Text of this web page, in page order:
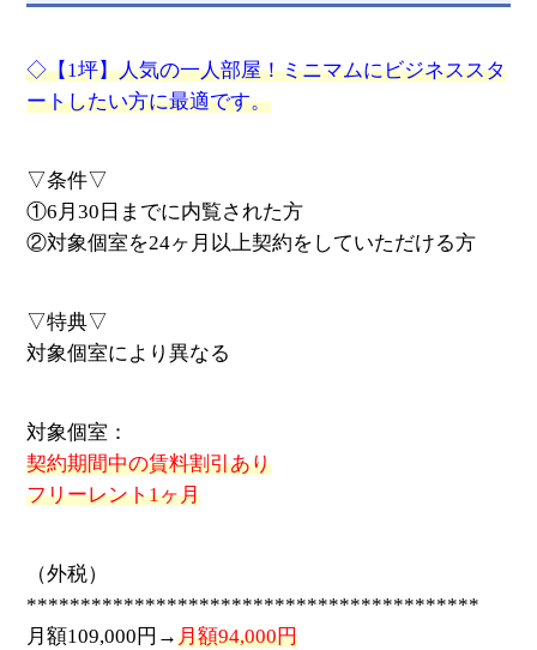
◇【1坪】人気の一人部屋！ミニマムにビジネススタ
ートしたい方に最適です。
▽条件▽
①6月30日までに内覧された方
②対象個室を24ヶ月以上契約をしていただける方
▽特典▽
対象個室により異なる
対象個室：
契約期間中の賃料割引あり
フリーレント1ヶ月
（外税）
******************************************
月額109,000円→月額94,000円